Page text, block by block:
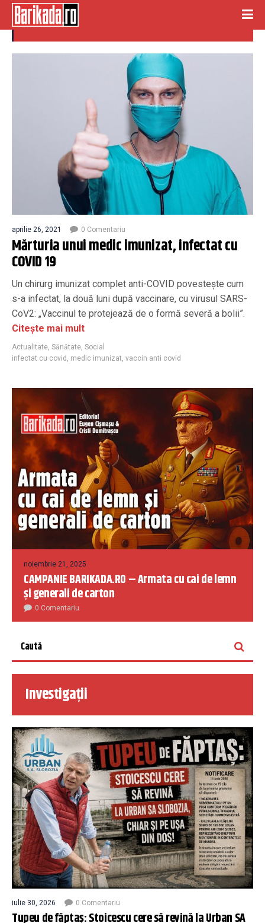
medic imunizat
aprilie 26, 2021 0 Comentariu
Mărturia unui medic imunizat, infectat cu
COVID 19
Un chirurg imunizat complet anti-COVID povestește cum
s-a infectat, la două luni după vaccinare, cu virusul SARS-
CoV2: „Vaccinul te protejează de o formă severă a bolii”.
Citește mai mult
Actualitate, Sănătate, Social
infectat cu covid , medic imunizat, vaccin anti covid
noiembrie 21, 2025
CAMPANIE BARIKADA.RO – Armata cu cai de lemn
și generali de carton
0 Comentariu
Investigații
iulie 30, 2026 0 Comentariu
Tupeu de făptaș: Stoicescu cere să revină la Urban SA